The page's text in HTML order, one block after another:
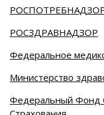
РОСЗДРАВНАДЗОР
Федеральное
Министерство
Федеральный Фонд